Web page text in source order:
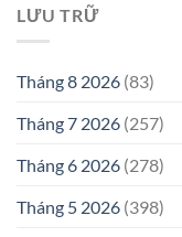
LƯU TRỮ
Tháng 8 2026 (83)
Tháng 7 2026 (257)
Tháng 6 2026 (278)
Tháng 5 2026 (398)